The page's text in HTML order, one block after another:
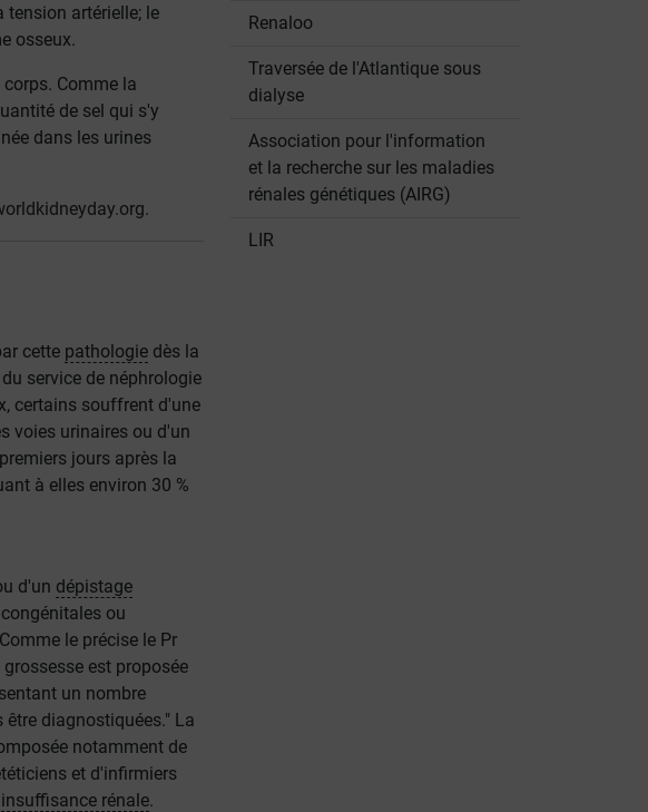
tension artérielle; le
osseux.
Comme la
de sel qui s'y
dans les urines
.
cette pathologiedès la
service de néphrologie
certains souffrent d'une
voies urinaires ou d'un
jours après la
à elles environ 30 %
d'un dépistage
ou
le précise le Pr
est proposée
un nombre
diagnostiquées." La
notamment de
et d'infirmiers
insuffisance rénale.
Renaloo
Traversée de l'Atlantique sous
dialyse
Association pour l'information
et la recherche sur les maladies
rénales génétiques (AIRG)
LIR